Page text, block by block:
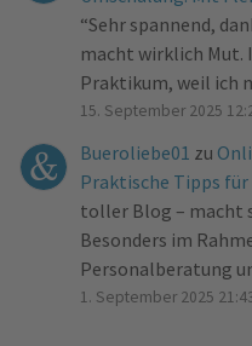
“Sehr spannend,
macht wirklich Mut.
Praktikum, weil ich
15. September 2025
Bueroliebe01 zu
Praktische Tipps
toller Blog – macht
Besonders im
Personalberatung
1. September 2025